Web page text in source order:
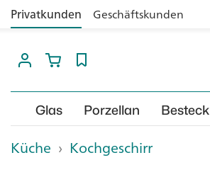
Privatkunden Geschäftskunden
Glas Porzellan Besteck
Küche › Kochgeschirr